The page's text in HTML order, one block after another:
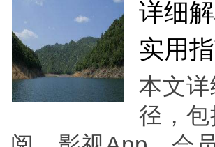
详细
实用
本文
径，